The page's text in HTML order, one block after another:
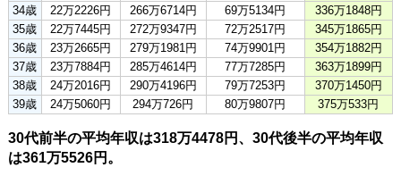
34歳
22万2226円 266万6714円 69万5134円
336万1848円
35歳
22万7445円 272万9347円 72万2517円
345万1865円
36歳
23万2665円 279万1981円 74万9901円
354万1882円
37歳
23万7884円 285万4614円 77万7285円
363万1899円
38歳
24万2016円 290万4196円 79万7253円
370万1450円
39歳
24万5060円 294万726円 80万9807円 375万533円
30代前半の平均年収は318万4478円、30代後半の平均年収
は361万5526円。